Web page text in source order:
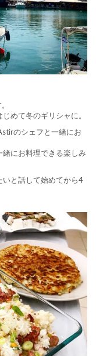
めて冬のギリシャに。
のシェフと一緒にお
にお料理できる楽しみ
いと話して始めてから4